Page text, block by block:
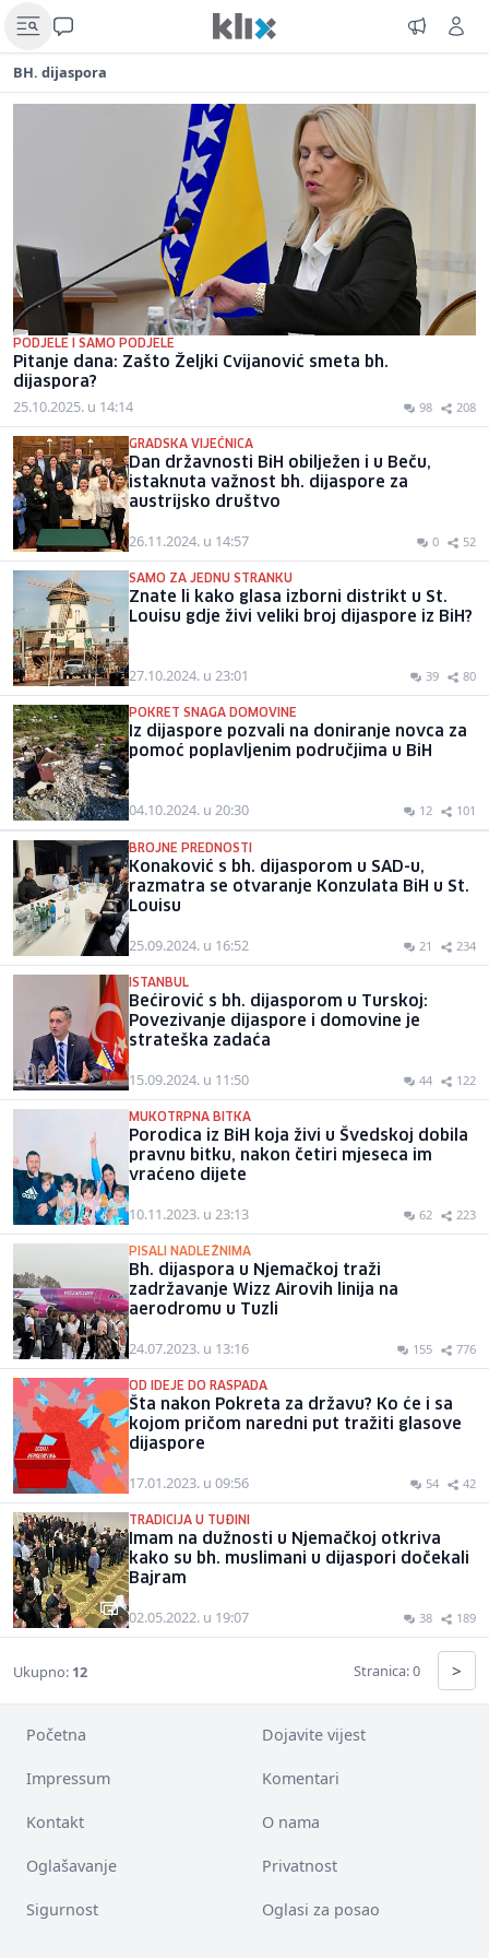
BH. dijaspora
PODJELE I SAMO PODJELE
Pitanje dana: Zašto Željki Cvijanović smeta bh.
dijaspora?
25.10.2025. u 14:14 98 208
GRADSKA VIJEĆNICA
Dan državnosti BiH obilježen i u Beču,
istaknuta važnost bh. dijaspore za
austrijsko društvo
26.11.2024. u 14:57 0 52
SAMO ZA JEDNU STRANKU
Znate li kako glasa izborni distrikt u St.
Louisu gdje živi veliki broj dijaspore iz BiH?
27.10.2024. u 23:01 39 80
POKRET SNAGA DOMOVINE
Iz dijaspore pozvali na doniranje novca za
pomoć poplavljenim područjima u BiH
04.10.2024. u 20:30 12 101
BROJNE PREDNOSTI
Konaković s bh. dijasporom u SAD-u,
razmatra se otvaranje Konzulata BiH u St.
Louisu
25.09.2024. u 16:52 21 234
ISTANBUL
Bećirović s bh. dijasporom u Turskoj:
Povezivanje dijaspore i domovine je
strateška zadaća
15.09.2024. u 11:50 44 122
MUKOTRPNA BITKA
Porodica iz BiH koja živi u Švedskoj dobila
pravnu bitku, nakon četiri mjeseca im
vraćeno dijete
10.11.2023. u 23:13 62 223
PISALI NADLEŽNIMA
Bh. dijaspora u Njemačkoj traži
zadržavanje Wizz Airovih linija na
aerodromu u Tuzli
24.07.2023. u 13:16 155 776
OD IDEJE DO RASPADA
Šta nakon Pokreta za državu? Ko će i sa
kojom pričom naredni put tražiti glasove
dijaspore
17.01.2023. u 09:56 54 42
TRADICIJA U TUĐINI
Imam na dužnosti u Njemačkoj otkriva
kako su bh. muslimani u dijaspori dočekali
Bajram
02.05.2022. u 19:07 38 189
Ukupno: 12 Stranica: 0 >
Početna Dojavite vijest
Impressum Komentari
Kontakt O nama
Oglašavanje Privatnost
Sigurnost Oglasi za posao